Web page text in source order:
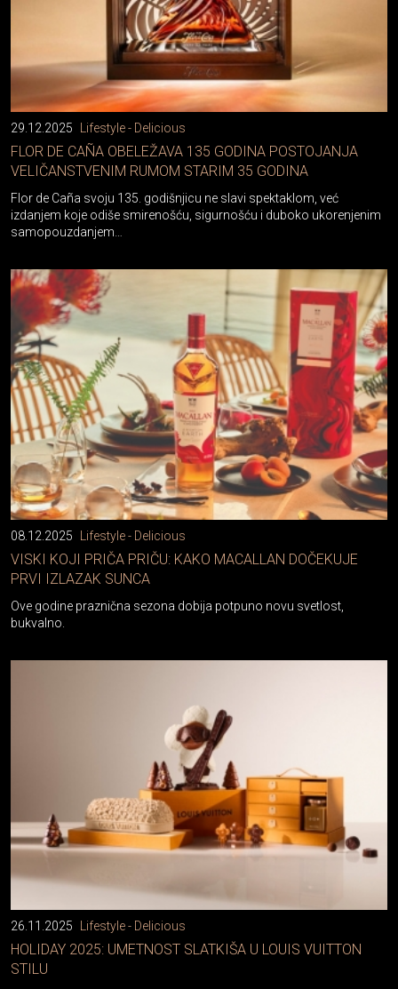
29.12.2025 Lifestyle - Delicious
FLOR DE CAÑA OBELEŽAVA 135 GODINA POSTOJANJA
VELIČANSTVENIM RUMOM STARIM 35 GODINA
Flor de Caña svoju 135. godišnjicu ne slavi spektaklom, već
izdanjem koje odiše smirenošću, sigurnošću i duboko ukorenjenim
samopouzdanjem…
08.12.2025 Lifestyle - Delicious
VISKI KOJI PRIČA PRIČU: KAKO MACALLAN DOČEKUJE
PRVI IZLAZAK SUNCA
Ove godine praznična sezona dobija potpuno novu svetlost,
bukvalno.
26.11.2025 Lifestyle - Delicious
HOLIDAY 2025: UMETNOST SLATKIŠA U LOUIS VUITTON
STILU